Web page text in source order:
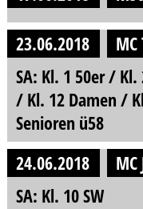
23.06.2018
SA: Kl. 1 50er /
/ Kl. 12 Damen /
Senioren ü58
24.06.2018
SA: Kl. 10 SW